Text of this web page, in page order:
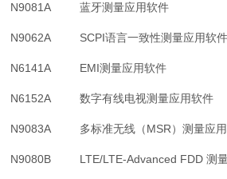
N9081A 蓝牙测量应用软件
N9062A SCPI语言一致性测量应用软件
N6141A EMI测量应用软件
N6152A 数字有线电视测量应用软件
N9083A 多标准无线（MSR）测量应用
N9080B LTE/LTE-Advanced FDD 测量